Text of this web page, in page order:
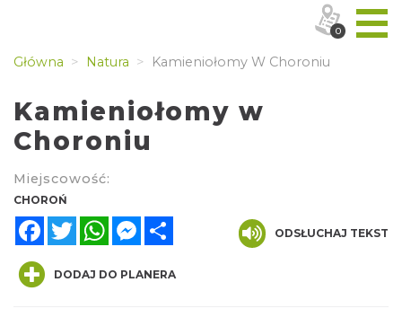
Główna Natura Kamieniołomy W Choroniu
Kamieniołomy w
Choroniu
Miejscowość:
CHOROŃ
FacebookTwitterWhatsAppMessenger
ODSŁUCHAJ TEKST
DODAJ DO PLANERA
0